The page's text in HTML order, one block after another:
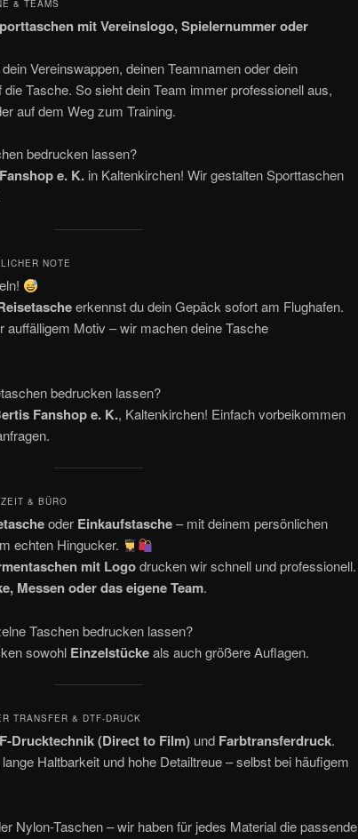
& TEAMS
mit Vereinslogo, Spielernummer oder
Vereinswappen, deinen Teamnamen oder dein
Tasche. So sieht dein Team immer professionell aus,
auf dem Weg zum Training.
bedrucken lassen?
e. K. in Kaltenkirchen! Wir gestalten Sporttaschen
NOTE
erkennst du dein Gepäck sofort am Flughafen.
auffälligem Motiv – wir machen deine Tasche
bedrucken lassen?
Fanshop e. K., Kaltenkirchen! Einfach vorbeikommen
& BÜRO
oder Einkaufstasche– mit deinem persönlichen
echten Hingucker.
mit Logodrucken wir schnell und professionell.
Messen oder das eigene Team.
Taschen bedrucken lassen?
sowohl Einzelstückeals auch größere Auflagen.
TRANSFER & DTF-DRUCK
Drucktechnik (Direct to Film) und Farbtransferdruck.
Haltbarkeit und hohe Detailtreue – selbst bei häufigem
Nylon-Taschen – wir haben für jedes Material die passende